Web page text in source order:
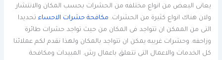
يعانى البعض من انواع مختلفه من الحشرات بحسب المكان والانتشار
ولان هناك انواع كثيرة من الحشرات. مكافحة حشرات الاحساء تحديدا
التى من الممكن ان تتواجد فى المكان من حيث تواجد حشرات طائرة
وزاحفه. وحشرات غريبه يمكن ان تتواجد بالمكان ولهذا نقدم لكم عملائنا
كل الخدمات والاعمال التى تتعلق باعمال رش. المبيدات ومكافحة